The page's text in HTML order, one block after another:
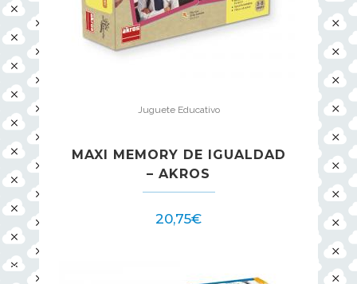
Juguete Educativo
MAXI MEMORY DE IGUALDAD
– AKROS
20,75€